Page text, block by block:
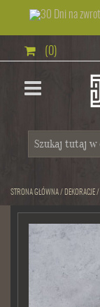
(0)
STRONA GŁÓWNA/ DEKORACJE/